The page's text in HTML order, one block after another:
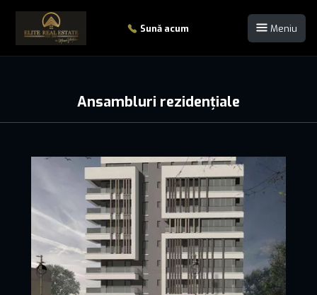
Sună acum Meniu
Ansambluri rezidențiale